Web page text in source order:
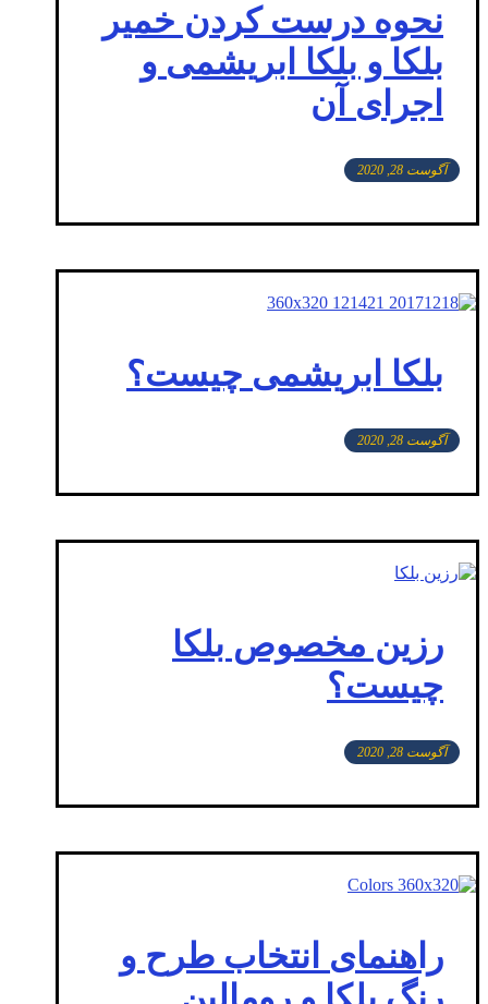
نحوه درست کردن خمیر
بلکا و بلکا ابریشمی و
اجرای آن
آگوست 28, 2020
بلکا ابریشمی چیست؟
آگوست 28, 2020
رزین مخصوص بلکا
چیست؟
آگوست 28, 2020
راهنمای انتخاب طرح و